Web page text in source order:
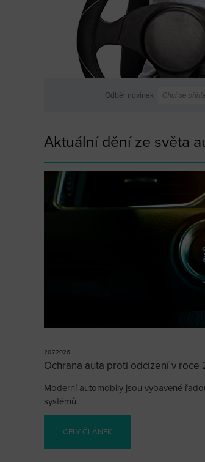
Odběr novinek
Aktuální dění ze světa
20.7.2026
Ochrana auta proti odcizení v roce
Moderní automobily jsou vybavené
systémů.
CELÝ ČLÁNEK